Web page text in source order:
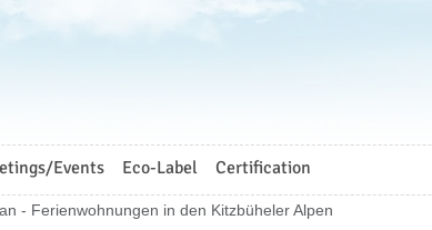
Events Eco-Label Certification
- Ferienwohnungen in den Kitzbüheler Alpen